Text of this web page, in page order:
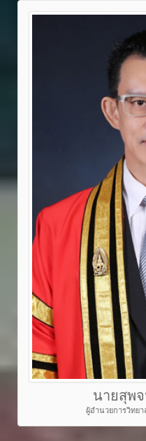
นายสุพ
ผู้อำนวยการวิทยา